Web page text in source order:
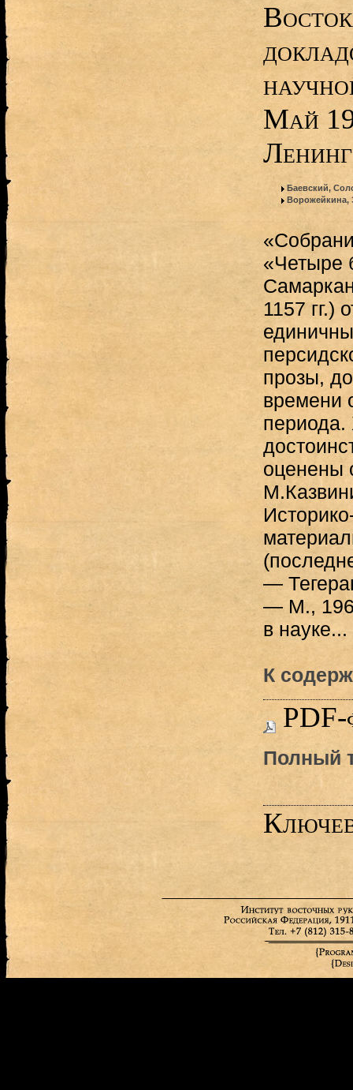
Май
Баевский,
Ворожейкина,
«Четыре
1157 гг.)
прозы,
времени
периода.
оценены
—
— М.,
в науке...
К
PDF-
Полный